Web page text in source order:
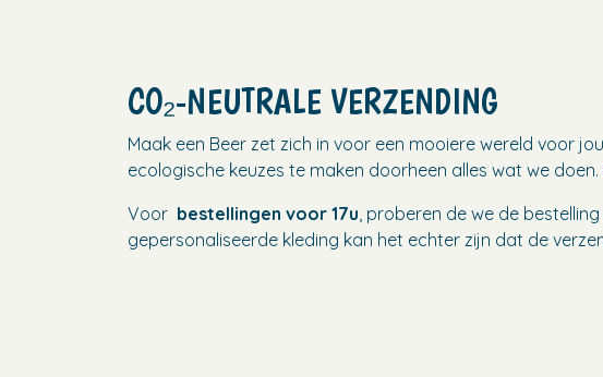
CO₂-NEUTRALE VERZENDING
Maak een Beer zet zich in voor een mooiere wereld voor
ecologische keuzes te maken doorheen alles wat we
Voor bestellingen voor 17u, proberen de we de bestelling
gepersonaliseerde kleding kan het echter zijn dat de